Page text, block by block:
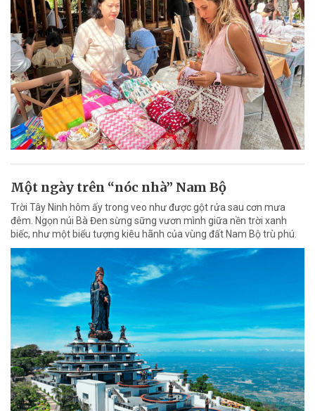
Một ngày trên “nóc nhà” Nam Bộ
Trời Tây Ninh hôm ấy trong veo như được gột rửa sau cơn mưa
đêm. Ngọn núi Bà Đen sừng sững vươn mình giữa nền trời xanh
biếc, như một biểu tượng kiêu hãnh của vùng đất Nam Bộ trù phú.